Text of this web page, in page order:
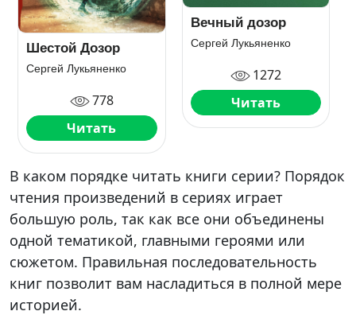
Шестой Дозор
Сергей Лукьяненко
778
Читать
Вечный дозор
Сергей Лукьяненко
1272
Читать
В каком порядке читать книги серии? Порядок
чтения произведений в сериях играет
большую роль, так как все они объединены
одной тематикой, главными героями или
сюжетом. Правильная последовательность
книг позволит вам насладиться в полной мере
историей.